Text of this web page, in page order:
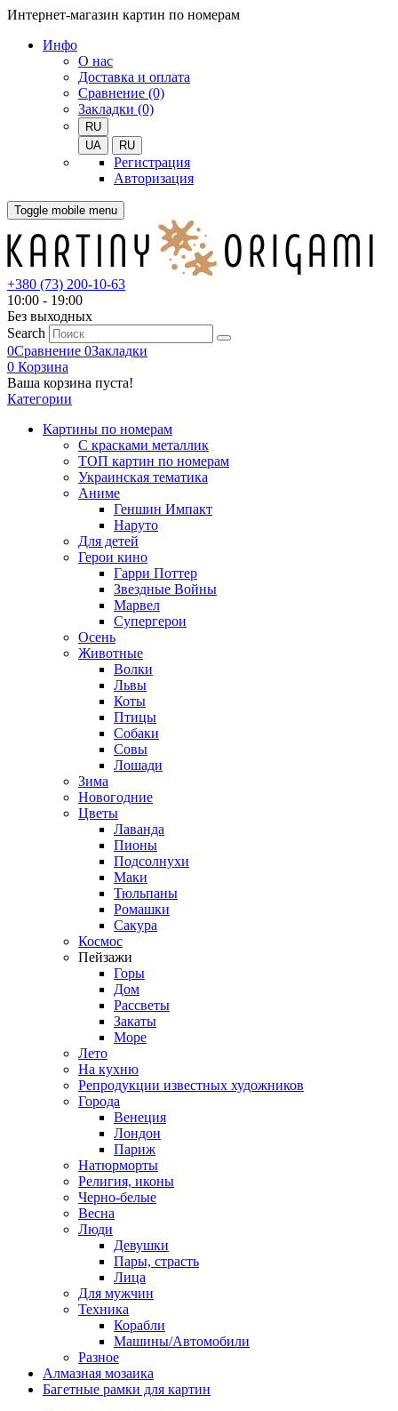
Интернет-магазин картин по номерам
Инфо
О нас
Доставка и оплата
Сравнение (0)
Закладки (0)
RU
UA
RU
Регистрация
Авторизация
Toggle mobile menu
+380 (73) 200-10-63
10:00 - 19:00
Без выходных
Search
0Сравнение 0Закладки
0 Корзина
Ваша корзина пуста!
Категории
Картины по номерам
С красками металлик
ТОП картин по номерам
Украинская тематика
Аниме
Геншин Импакт
Наруто
Для детей
Герои кино
Гарри Поттер
Звездные Войны
Марвел
Супергерои
Осень
Животные
Волки
Львы
Коты
Птицы
Собаки
Совы
Лошади
Зима
Новогодние
Цветы
Лаванда
Пионы
Подсолнухи
Маки
Тюльпаны
Ромашки
Сакура
Космос
Пейзажи
Горы
Дом
Рассветы
Закаты
Море
Лето
На кухню
Репродукции известных художников
Города
Венеция
Лондон
Париж
Натюрморты
Религия, иконы
Черно-белые
Весна
Люди
Девушки
Пары, страсть
Лица
Для мужчин
Техника
Корабли
Машины/Автомобили
Разное
Алмазная мозаика
Багетные рамки для картин